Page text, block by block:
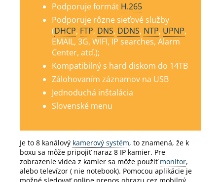
Podporuje formát H.265
Podporuje rôzne sieťové služby
(DHCP, FTP, DNS, DDNS, NTP, UPNP,
EMAIL, 3G, WIFI, IP searches, Alarm
Center, atď.);
Kompatibilný s hard diskom do 14TB
Zálohovaním záznamov na USB
Jednoduchá inštalácia
Slovenské menu
Je to 8 kanálový kamerový systém, to znamená, že k
boxu sa môže pripojiť naraz 8 IP kamier. Pre
zobrazenie videa z kamier sa môže použiťmonitor,
alebo televízor ( nie notebook). Pomocou aplikácie je